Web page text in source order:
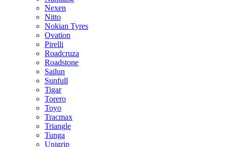
Nexen
Nitto
Nokian Tyres
Ovation
Pirelli
Roadcruza
Roadstone
Sailun
Sunfull
Tigar
Torero
Toyo
Tracmax
Triangle
Tunga
Unigrip